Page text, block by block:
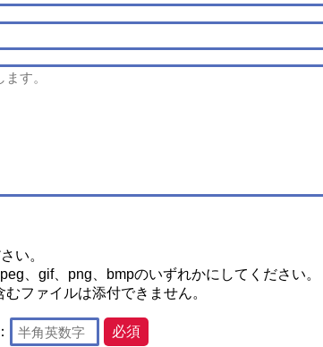
い。
、gif、png、bmpのいずれかにしてください。
ファイルは添付できません。
必須